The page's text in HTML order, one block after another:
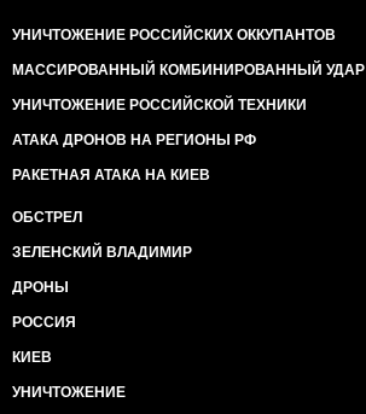
УНИЧТОЖЕНИЕ РОССИЙСКИХ ОККУПАНТОВ
МАССИРОВАННЫЙ КОМБИНИРОВАННЫЙ УДАР
УНИЧТОЖЕНИЕ РОССИЙСКОЙ ТЕХНИКИ
АТАКА ДРОНОВ НА РЕГИОНЫ РФ
РАКЕТНАЯ АТАКА НА КИЕВ
ОБСТРЕЛ
ЗЕЛЕНСКИЙ ВЛАДИМИР
ДРОНЫ
РОССИЯ
КИЕВ
УНИЧТОЖЕНИЕ